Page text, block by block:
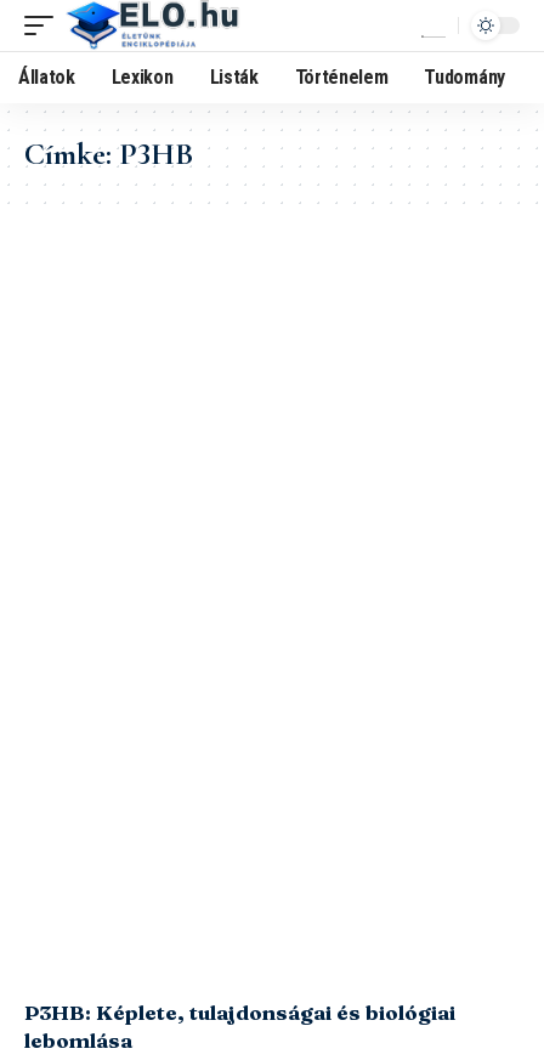
Állatok Lexikon Listák Történelem Tudomány
Címke:P3HB
P3HB: Képlete, tulajdonságai és biológiai
lebomlása